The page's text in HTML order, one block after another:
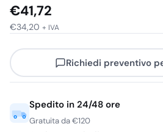
€41,72
€34,20 + IVA
Richiedi preventivo
Spedito in 24/48 ore
Gratuita da €120